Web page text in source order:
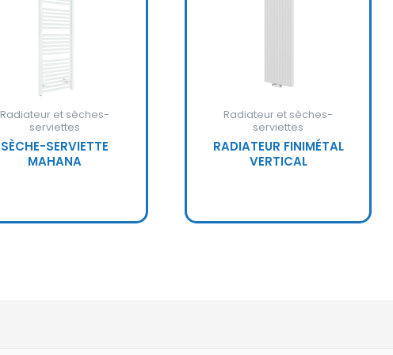
Radiateur et sèches-
serviettes
SÈCHE-SERVIETTE
MAHANA
Radiateur et sèches-
serviettes
RADIATEUR FINIMÉTAL
VERTICAL